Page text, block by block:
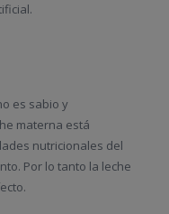
es sabio y
materna está
nutricionales del
Por lo tanto la leche